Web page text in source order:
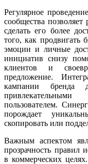
Регулярное
сообщества позволяет
сделать его более
того, как продвигать
эмоции и личные
инициатив снизу
клиентов и
предложение.
кампании бренда
пользователем.
порождает
скопировать или
Важным аспектом
прозрачность правил
в коммерческих